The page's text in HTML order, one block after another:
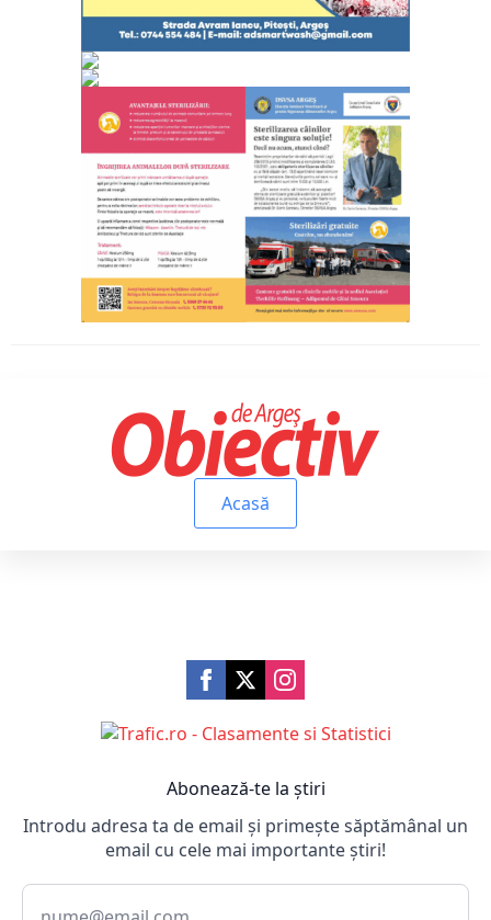
Acasă
Abonează-te la știri
Introdu adresa ta de email și primește săptămânal un
email cu cele mai importante știri!